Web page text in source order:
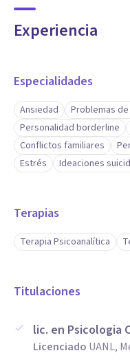
Experiencia
Especialidades
Ansiedad
Problemas
Personalidad borderline
Conflictos familiares
Estrés
Ideaciones
Terapias
Terapia Psicoanalítica
Titulaciones
lic. en Psicologia
Licenciado UANL,